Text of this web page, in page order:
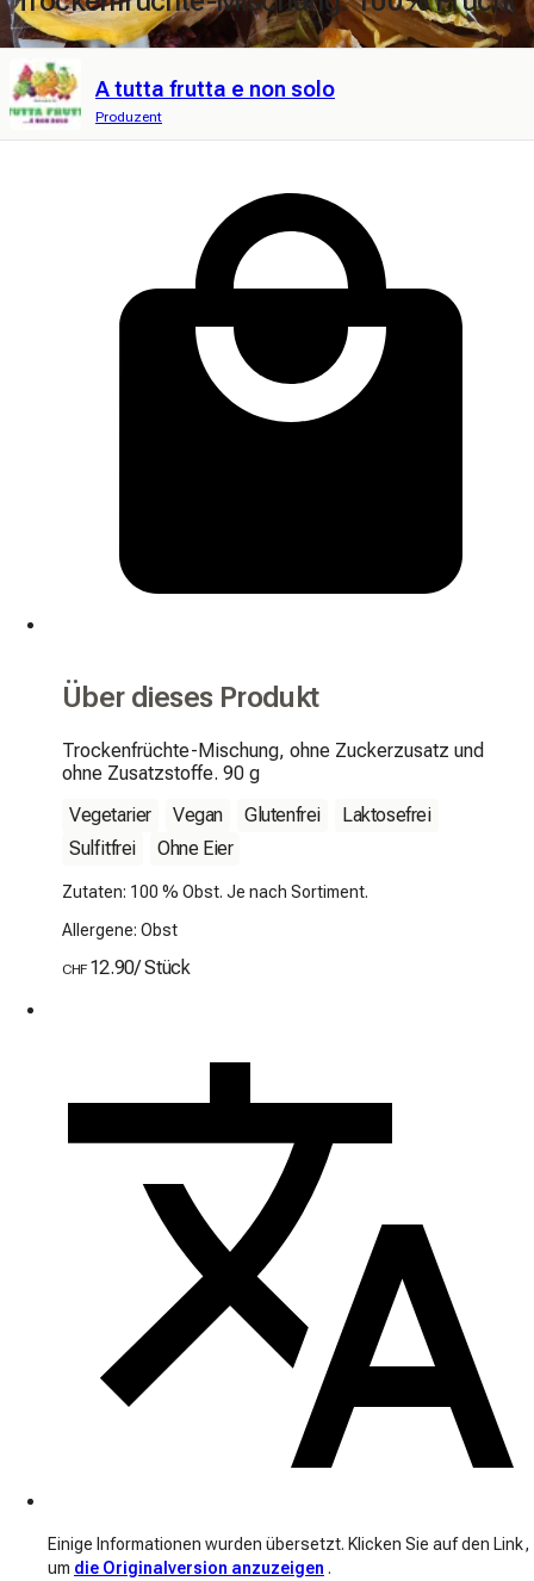
A tutta frutta e non solo
Produzent
Über dieses Produkt
Trockenfrüchte-Mischung, ohne Zuckerzusatz und
ohne Zusatzstoffe. 90 g
Vegetarier
Vegan Glutenfrei
Laktosefrei
Sulfitfrei
Ohne Eier
Zutaten: 100 % Obst. Je nach Sortiment.
Allergene: Obst
CHF 12.90/ Stück
Einige Informationen wurden übersetzt. Klicken Sie auf den Link,
um die Originalversion anzuzeigen .